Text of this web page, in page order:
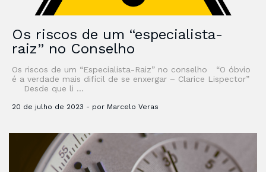
Os riscos de um “especialista-
raiz” no Conselho
Os riscos de um “Especialista-Raiz” no conselho “O óbvio
é a verdade mais difícil de se enxergar – Clarice Lispector”
Desde que li …
20 de julho de 2023 - por Marcelo Veras